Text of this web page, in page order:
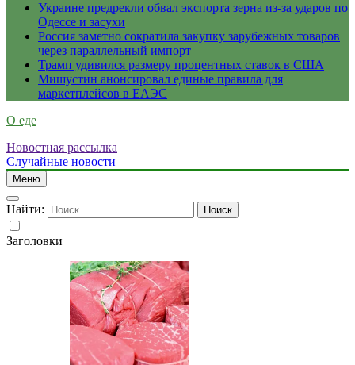
Украине предрекли обвал экспорта зерна из-за ударов по
Одессе и засухи
Россия заметно сократила закупку зарубежных товаров
через параллельный импорт
Трамп удивился размеру процентных ставок в США
Мишустин анонсировал единые правила для
маркетплейсов в ЕАЭС
О еде
Новостная рассылка
Случайные новости
Меню
Найти:
Заголовки